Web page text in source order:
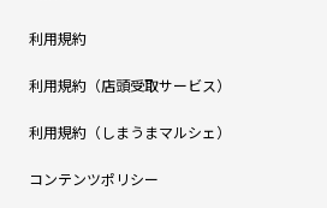
利用規約
利用規約（店頭受取サービス）
利用規約（しまうまマルシェ）
コンテンツポリシー